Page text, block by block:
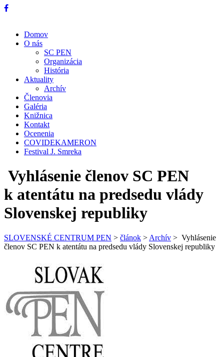
Domov
O nás
SC PEN
Organizácia
História
Aktuality
Archív
Členovia
Galéria
Knižnica
Kontakt
Ocenenia
COVIDEKAMERON
Festival J. Smreka
Vyhlásenie členov SC PEN
k atentátu na predsedu vlády
Slovenskej republiky
SLOVENSKÉ CENTRUM PEN > článok > Archív > Vyhlásenie
členov SC PEN k atentátu na predsedu vlády Slovenskej republiky